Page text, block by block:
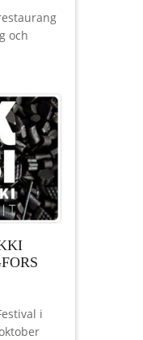
och
i